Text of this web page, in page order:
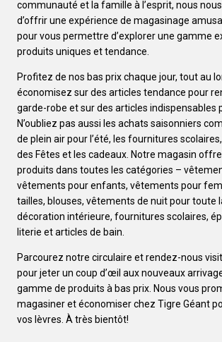
communauté et la famille à l’esprit, nous
d’offrir une expérience de magasinage
pour vous permettre d’explorer une gamme
produits uniques et tendance.
Profitez de nos bas prix chaque jour, tout au
économisez sur des articles tendance pour
garde-robe et sur des articles indispensables
N’oubliez pas aussi les achats saisonniers
de plein air pour l’été, les fournitures
des Fêtes et les cadeaux. Notre magasin
produits dans toutes les catégories –
vêtements pour enfants, vêtements pour
tailles, blouses, vêtements de nuit pour toute
décoration intérieure, fournitures scolaires,
literie et articles de bain.
Parcourez notre circulaire et rendez-nous
pour jeter un coup d’œil aux nouveaux
gamme de produits à bas prix. Nous vous
magasiner et économiser chez Tigre Géant
vos lèvres. À très bientôt!